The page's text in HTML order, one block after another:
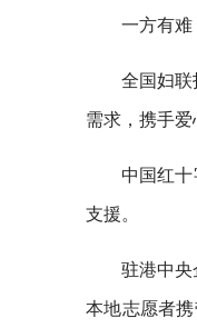
一方有难
全国妇
需求，携手
中国红
支援。
驻港中
本地志愿者